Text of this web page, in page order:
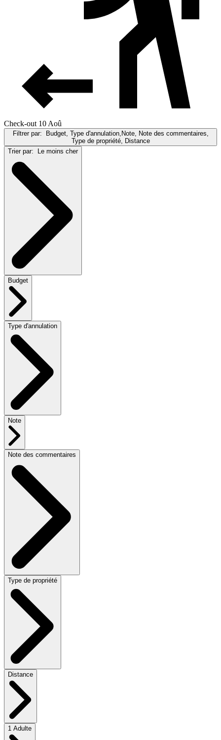
Check-out 10 Aoû
Filtrer par:
Budget, Type d'annulation,Note, Note des commentaires,
Type de propriété, Distance
Trier par:
Le moins cher
Budget
Type d'annulation
Note
Note des commentaires
Type de propriété
Distance
1 Adulte